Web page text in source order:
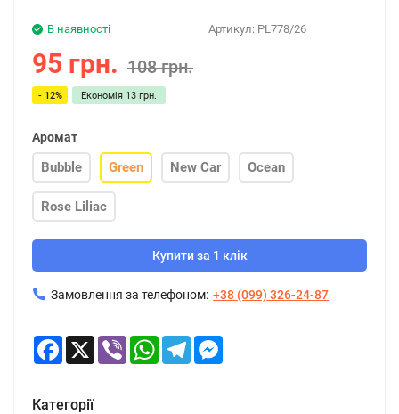
Артикул: PL778/26
В наявності
95 грн. 108 грн.
- 12% Економія 13 грн.
Аромат
Bubble Green New Car Ocean
Rose Liliac
Купити за 1 клік
Замовлення за телефоном: +38 (099) 326-24-87
Facebook
X Viber WhatsApp
Telegram
Категорії